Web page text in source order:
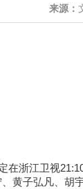
来源：
在浙江卫视
黄子弘凡、胡